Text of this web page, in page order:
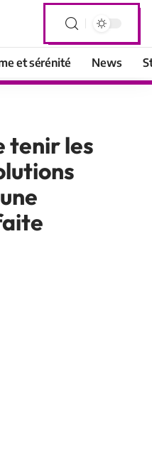
et sérénité News
tenir les